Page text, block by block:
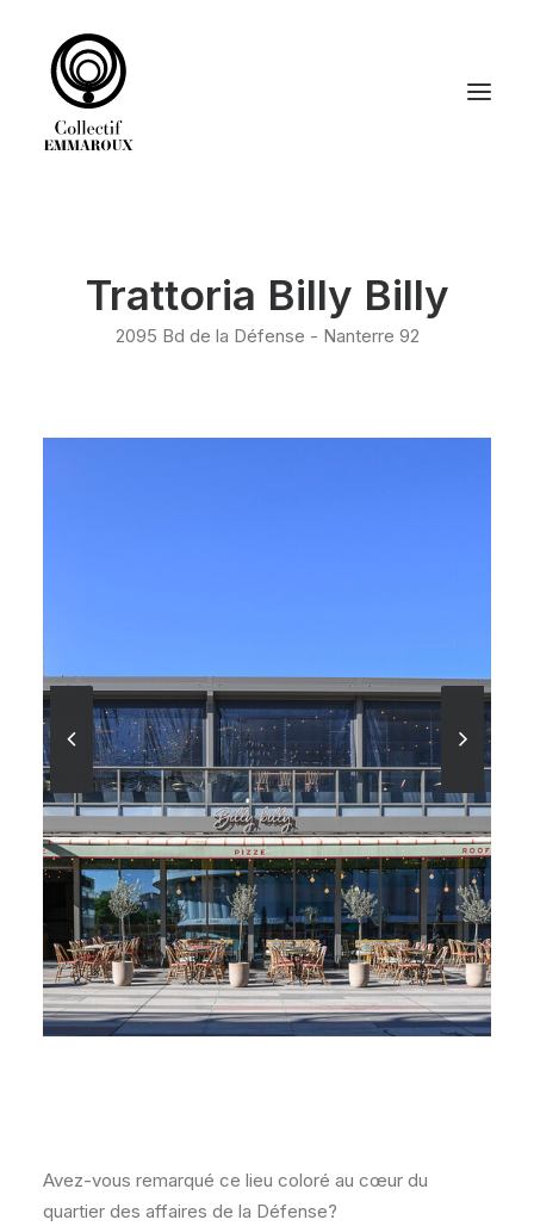
DÉCORATION
GRAPHISME
Trattoria Billy Billy
2095 Bd de la Défense - Nanterre 92
Avez-vous remarqué ce lieu coloré au cœur du
quartier des affaires de la Défense?